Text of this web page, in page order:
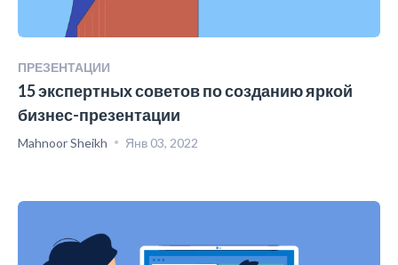
ПРЕЗЕНТАЦИИ
15 экспертных советов по созданию яркой
бизнес-презентации
Mahnoor Sheikh Янв 03, 2022